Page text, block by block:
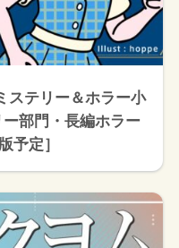
ステリー＆ホラー小
部門・長編ホラー
予定］